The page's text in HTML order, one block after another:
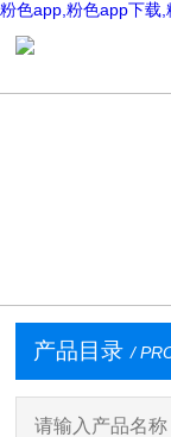
粉色app,粉色app下载
产品目录 /